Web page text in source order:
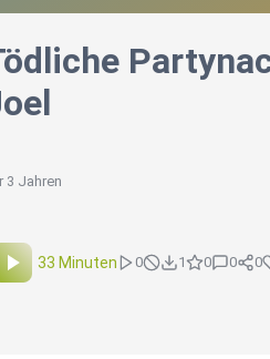
3 Jahren
33 Minuten 0 1 0 0 0